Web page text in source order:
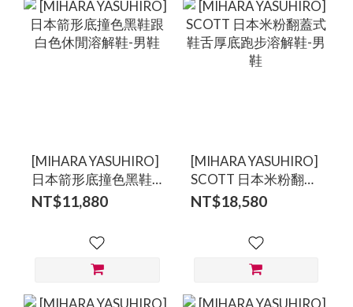
[MIHARA YASUHIRO]
日本箭形底撞色黑鞋
跟白色休閒溶解鞋-男
NT$11,880
[MIHARA YASUHIRO]
SCOTT 日本米粉翻蓋
式鞋舌厚底跑步溶解
NT$18,580